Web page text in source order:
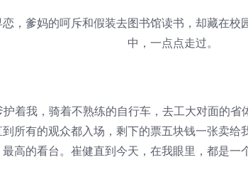
爹妈的呵斥和假装去图书馆读书，却藏在校
中，一点点走过。
我，骑着不熟练的自行车，去工大对面的省
所有的观众都入场，剩下的票五块钱一张卖
最高的看台。崔健直到今天，在我眼里，都是一